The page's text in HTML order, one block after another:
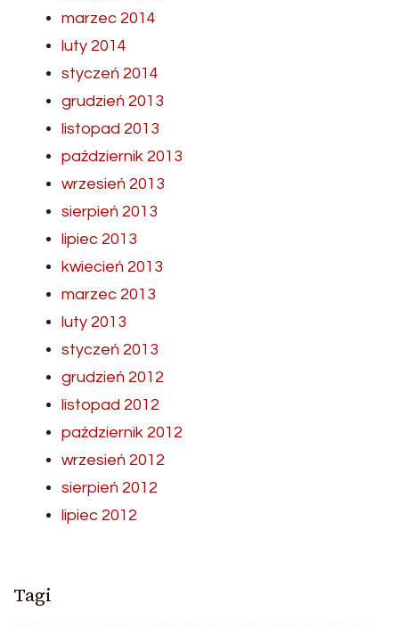
marzec 2014
luty 2014
styczeń 2014
grudzień 2013
listopad 2013
październik 2013
wrzesień 2013
sierpień 2013
lipiec 2013
kwiecień 2013
marzec 2013
luty 2013
styczeń 2013
grudzień 2012
listopad 2012
październik 2012
wrzesień 2012
sierpień 2012
lipiec 2012
Tagi